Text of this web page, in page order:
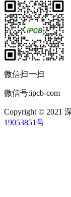
微信扫一扫
微信号:ipcb-com
Copyright © 2021
19053851号